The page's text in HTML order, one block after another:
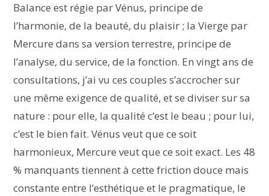
Balance est régie par Vénus, principe de
l’harmonie, de la beauté, du plaisir ; la Vierge par
Mercure dans sa version terrestre, principe de
l’analyse, du service, de la fonction. En vingt ans de
consultations, j’ai vu ces couples s’accrocher sur
une même exigence de qualité, et se diviser sur sa
nature : pour elle, la qualité c’est le beau ; pour lui,
c’est le bien fait. Vénus veut que ce soit
harmonieux, Mercure veut que ce soit exact. Les 48
% manquants tiennent à cette friction douce mais
constante entre l’esthétique et le pragmatique, le